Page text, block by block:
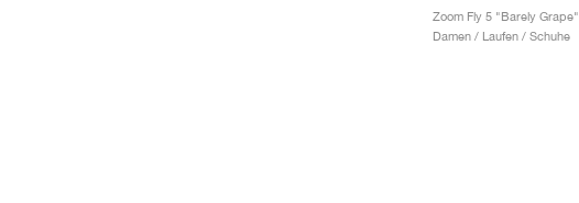
Zoom Fly 5 "Barely Grape"
Damen / Laufen / Schuhe